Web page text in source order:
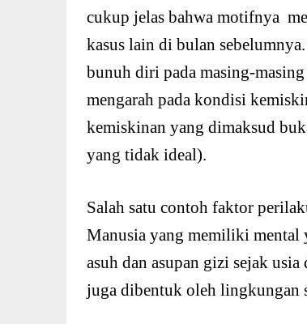
cukup jelas bahwa motifnya
kasus lain di bulan
bunuh diri pada masing-
mengarah pada kondisi
kemiskinan yang dimaksud
yang tidak ideal).
Salah satu contoh faktor
Manusia yang memiliki mental
asuh dan asupan gizi sejak
juga dibentuk oleh lingkungan